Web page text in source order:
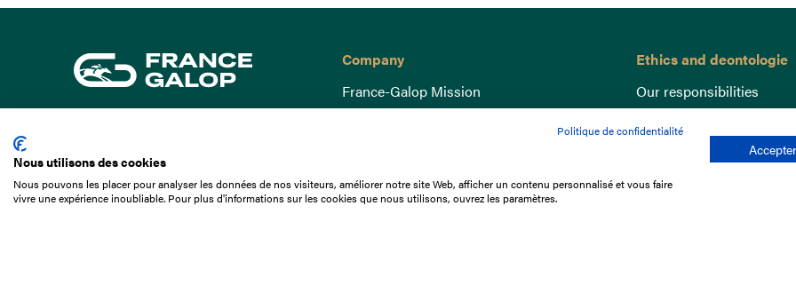
+33 1 49 10 20 29
Company
France-Galop Mission
Governance
Understand the races
Document Library
Ethics and deontologie
Our responsibilities
Lutte anti-dopage
Equine Welfare
Gender Equality
Responsible speculation
Politique de confidentialité
Nous utilisons des cookies
Nous pouvons les placer pour analyser les données de nos visiteurs, améliorer notre site Web, afficher un contenu personnalisé et vous faire
vivre une expérience inoubliable. Pour plus d'informations sur les cookies que nous utilisons, ouvrez les paramètres.